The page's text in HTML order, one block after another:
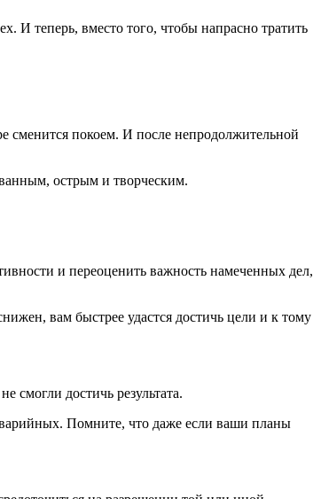
И теперь, вместо того, чтобы напрасно тратить
сменится покоем. И после непродолжительной
острым и творческим.
и переоценить важность намеченных дел,
вам быстрее удастся достичь цели и к тому
смогли достичь результата.
Помните, что даже если ваши планы